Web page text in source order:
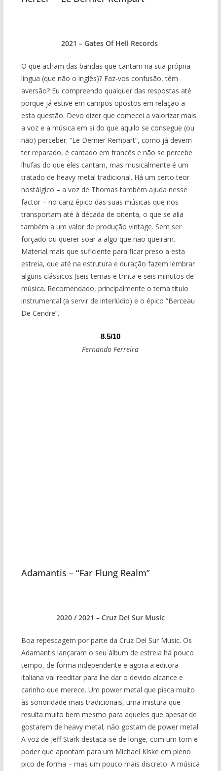
2021 – Gates Of Hell Records
O que acham das bandas que cantam na sua própria
língua (que não o inglês)? Faz-vos confusão, têm
aversão? Eu compreendo qualquer das respostas até
porque já estive em campos opostos em relação a
esta questão. Devo dizer que comecei a valorizar mais
a voz e a música em si do que aquilo se consegue (ou
não) perceber. “Le Dernier Rempart”, como já devem
ter reparado, é cantado em francês e não se percebe
lhufas do que eles cantam, mas musicalmente é um
tratado de heavy metal tradicional. Há um certo teor
nostálgico – a voz de Thomas também ajuda nesse
factor – no cariz épico das suas músicas que nos
transportam até à década de oitenta, o que se alia
também a um valor de produção vintage. Sem ser
forçado ou querer soar a algo que não queiram.
Material mais que suficiente para ficar preso a esta
estreia, que até na estrutura e duração fazem lembrar
alguns clássicos (seis temas e trinta e seis minutos de
música. Recomendado, principalmente o tema título
instrumental (a servir de interlúdio) e o épico “Berceau
De Cendre”.
8.5/10
Fernando Ferreira
Adamantis – “Far Flung Realm”
2020 / 2021 – Cruz Del Sur Music
Boa repescagem por parte da Cruz Del Sur Music. Os
Adamantis lançaram o seu álbum de estreia há pouco
tempo, de forma independente e agora a editora
italiana vai reeditar para lhe dar o devido alcance e
carinho que merece. Um power metal que pisca muito
às sonoridade mais tradicionais, uma mistura que
resulta muito bem mesmo para aqueles que apesar de
gostarem de heavy metal, não gostam de power metal.
A voz de Jeff Stark destaca-se de longe, com um tom e
poder que apontam para um Michael Kiske em pleno
pico de forma – mas um pouco mais discreto. A música